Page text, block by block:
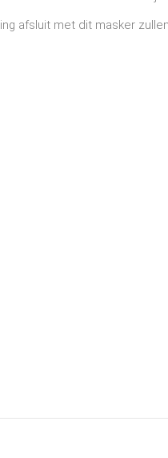
afsluit met dit masker